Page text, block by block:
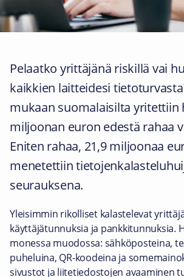
Pelaatko yrittäjänä riskillä vai
kaikkien laitteidesi
mukaan suomalaisilta yritettiin
miljoonan euron edestä rahaa
Eniten rahaa, 21,9 miljoonaa
menetettiin
seurauksena.
Yleisimmin rikolliset kalastelevat
käyttäjätunnuksia ja pankkitunnuksia.
monessa muodossa: sähköposteina,
puheluina, QR-koodeina ja
sivustot ja liitetiedostojen avaaminen